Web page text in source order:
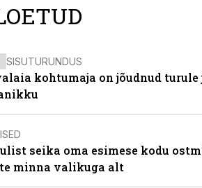
SISUTURUNDUS
kohtumaja on jõudnud turule
seika oma esimese kodu
minna valikuga alt